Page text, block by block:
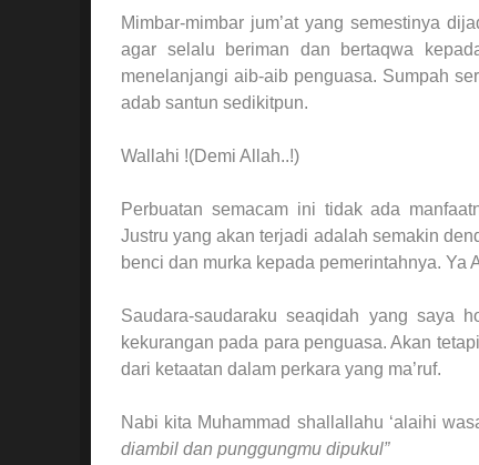
Mimbar-mimbar jum’at yang semestinya
agar selalu beriman dan bertaqwa
menelanjangi aib-aib penguasa. Sumpah
adab santun sedikitpun.
Wallahi !(Demi Allah..!)
Perbuatan semacam ini tidak ada
Justru yang akan terjadi adalah semakin
benci dan murka kepada pemerintahnya.
Saudara-saudaraku seaqidah yang saya
kekurangan pada para penguasa. Akan
dari ketaatan dalam perkara yang ma’ruf.
Nabi kita Muhammad shallallahu ‘alaihi
diambil dan punggungmu dipukul”